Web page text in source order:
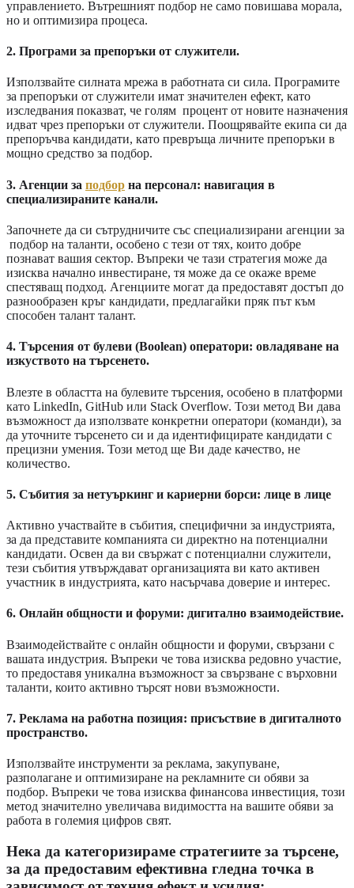
управлението. Вътрешният подбор не само повишава морала,
но и оптимизира процеса.
2. Програми за препоръки от служители.
Използвайте силната мрежа в работната си сила. Програмите
за препоръки от служители имат значителен ефект, като
изследвания показват, че голям процент от новите назначения
идват чрез препоръки от служители. Поощрявайте екипа си да
препоръчва кандидати, като превръща личните препоръки в
мощно средство за подбор.
3. Агенции за подбор на персонал: навигация в
специализираните канали.
Започнете да си сътрудничите със специализирани агенции за
подбор на таланти, особено с тези от тях, които добре
познават вашия сектор. Въпреки че тази стратегия може да
изисква начално инвестиране, тя може да се окаже време
спестяващ подход. Агенциите могат да предоставят достъп до
разнообразен кръг кандидати, предлагайки пряк път към
способен талант талант.
4. Търсения от булеви (Boolean) оператори: овладяване на
изкуството на търсенето.
Влезте в областта на булевите търсения, особено в платформи
като LinkedIn, GitHub или Stack Overflow. Този метод Ви дава
възможност да използвате конкретни оператори (команди), за
да уточните търсенето си и да идентифицирате кандидати с
прецизни умения. Този метод ще Ви даде качество, не
количество.
5. Събития за нетуъркинг и кариерни борси: лице в лице
Активно участвайте в събития, специфични за индустрията,
за да представите компанията си директно на потенциални
кандидати. Освен да ви свържат с потенциални служители,
тези събития утвърждават организацията ви като активен
участник в индустрията, като насърчава доверие и интерес.
6. Онлайн общности и форуми: дигитално взаимодействие.
Взаимодействайте с онлайн общности и форуми, свързани с
вашата индустрия. Въпреки че това изисква редовно участие,
то предоставя уникална възможност за свързване с върховни
таланти, които активно търсят нови възможности.
7. Реклама на работна позиция: присъствие в дигиталното
пространство.
Използвайте инструменти за реклама, закупуване,
разполагане и оптимизиране на рекламните си обяви за
подбор. Въпреки че това изисква финансова инвестиция, този
метод значително увеличава видимостта на вашите обяви за
работа в големия цифров свят.
Нека да категоризираме стратегиите за търсене,
за да предоставим ефективна гледна точка в